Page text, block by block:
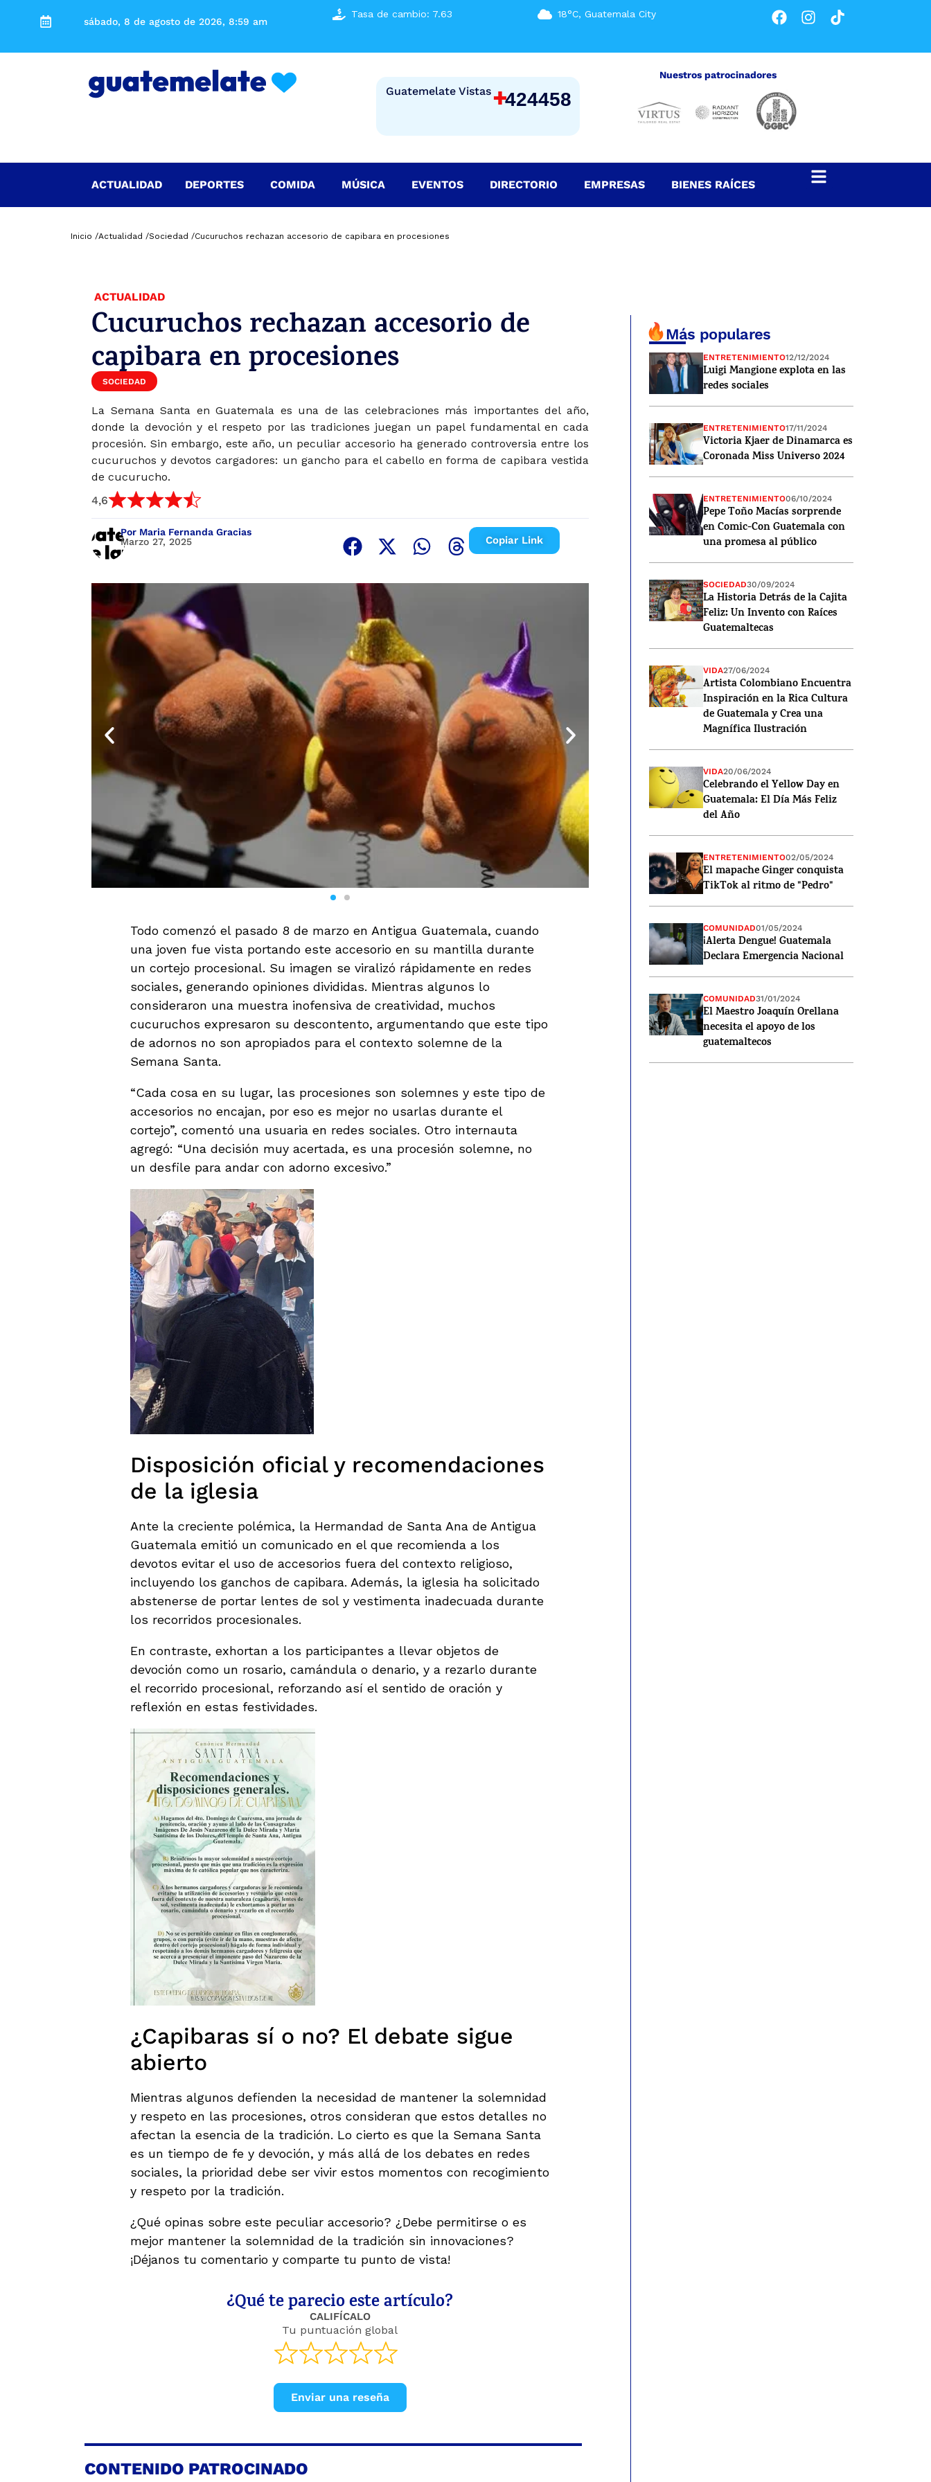
sábado, 8 de agosto de 2026, 8:59 am
Tasa de cambio: 7.63 18°C, Guatemala City
Guatemelate Vistas +424458
Nuestros patrocinadores
ACTUALIDAD DEPORTES COMIDA MÚSICA EVENTOS DIRECTORIO EMPRESAS BIENES RAÍCES
Inicio /Actualidad /Sociedad /Cucuruchos rechazan accesorio de capibara en procesiones
ACTUALIDAD
Cucuruchos rechazan accesorio de
capibara en procesiones
SOCIEDAD
La Semana Santa en Guatemala es una de las celebraciones más importantes del año,
donde la devoción y el respeto por las tradiciones juegan un papel fundamental en cada
procesión. Sin embargo, este año, un peculiar accesorio ha generado controversia entre los
cucuruchos y devotos cargadores: un gancho para el cabello en forma de capibara vestida
de cucurucho.
4,6
Por Maria Fernanda Gracias
Marzo 27, 2025
Copiar Link
Todo comenzó el pasado 8 de marzo en Antigua Guatemala, cuando
una joven fue vista portando este accesorio en su mantilla durante
un cortejo procesional. Su imagen se viralizó rápidamente en redes
sociales, generando opiniones divididas. Mientras algunos lo
consideraron una muestra inofensiva de creatividad, muchos
cucuruchos expresaron su descontento, argumentando que este tipo
de adornos no son apropiados para el contexto solemne de la
Semana Santa.
“Cada cosa en su lugar, las procesiones son solemnes y este tipo de
accesorios no encajan, por eso es mejor no usarlas durante el
cortejo”, comentó una usuaria en redes sociales. Otro internauta
agregó: “Una decisión muy acertada, es una procesión solemne, no
un desfile para andar con adorno excesivo.”
Disposición oficial y recomendaciones
de la iglesia
Ante la creciente polémica, la Hermandad de Santa Ana de Antigua
Guatemala emitió un comunicado en el que recomienda a los
devotos evitar el uso de accesorios fuera del contexto religioso,
incluyendo los ganchos de capibara. Además, la iglesia ha solicitado
abstenerse de portar lentes de sol y vestimenta inadecuada durante
los recorridos procesionales.
En contraste, exhortan a los participantes a llevar objetos de
devoción como un rosario, camándula o denario, y a rezarlo durante
el recorrido procesional, reforzando así el sentido de oración y
reflexión en estas festividades.
¿Capibaras sí o no? El debate sigue
abierto
Mientras algunos defienden la necesidad de mantener la solemnidad
y respeto en las procesiones, otros consideran que estos detalles no
afectan la esencia de la tradición. Lo cierto es que la Semana Santa
es un tiempo de fe y devoción, y más allá de los debates en redes
sociales, la prioridad debe ser vivir estos momentos con recogimiento
y respeto por la tradición.
¿Qué opinas sobre este peculiar accesorio? ¿Debe permitirse o es
mejor mantener la solemnidad de la tradición sin innovaciones?
¡Déjanos tu comentario y comparte tu punto de vista!
¿Qué te parecio este artículo?
CALIFÍCALO
Tu puntuación global
Enviar una reseña
CONTENIDO PATROCINADO
Más populares
ENTRETENIMIENTO12/12/2024
Luigi Mangione explota en las
redes sociales
ENTRETENIMIENTO17/11/2024
Victoria Kjaer de Dinamarca es
Coronada Miss Universo 2024
ENTRETENIMIENTO06/10/2024
Pepe Toño Macías sorprende
en Comic-Con Guatemala con
una promesa al público
SOCIEDAD30/09/2024
La Historia Detrás de la Cajita
Feliz: Un Invento con Raíces
Guatemaltecas
VIDA27/06/2024
Artista Colombiano Encuentra
Inspiración en la Rica Cultura
de Guatemala y Crea una
Magnífica Ilustración
VIDA20/06/2024
Celebrando el Yellow Day en
Guatemala: El Día Más Feliz
del Año
ENTRETENIMIENTO02/05/2024
El mapache Ginger conquista
TikTok al ritmo de "Pedro"
COMUNIDAD01/05/2024
¡Alerta Dengue! Guatemala
Declara Emergencia Nacional
COMUNIDAD31/01/2024
El Maestro Joaquín Orellana
necesita el apoyo de los
guatemaltecos